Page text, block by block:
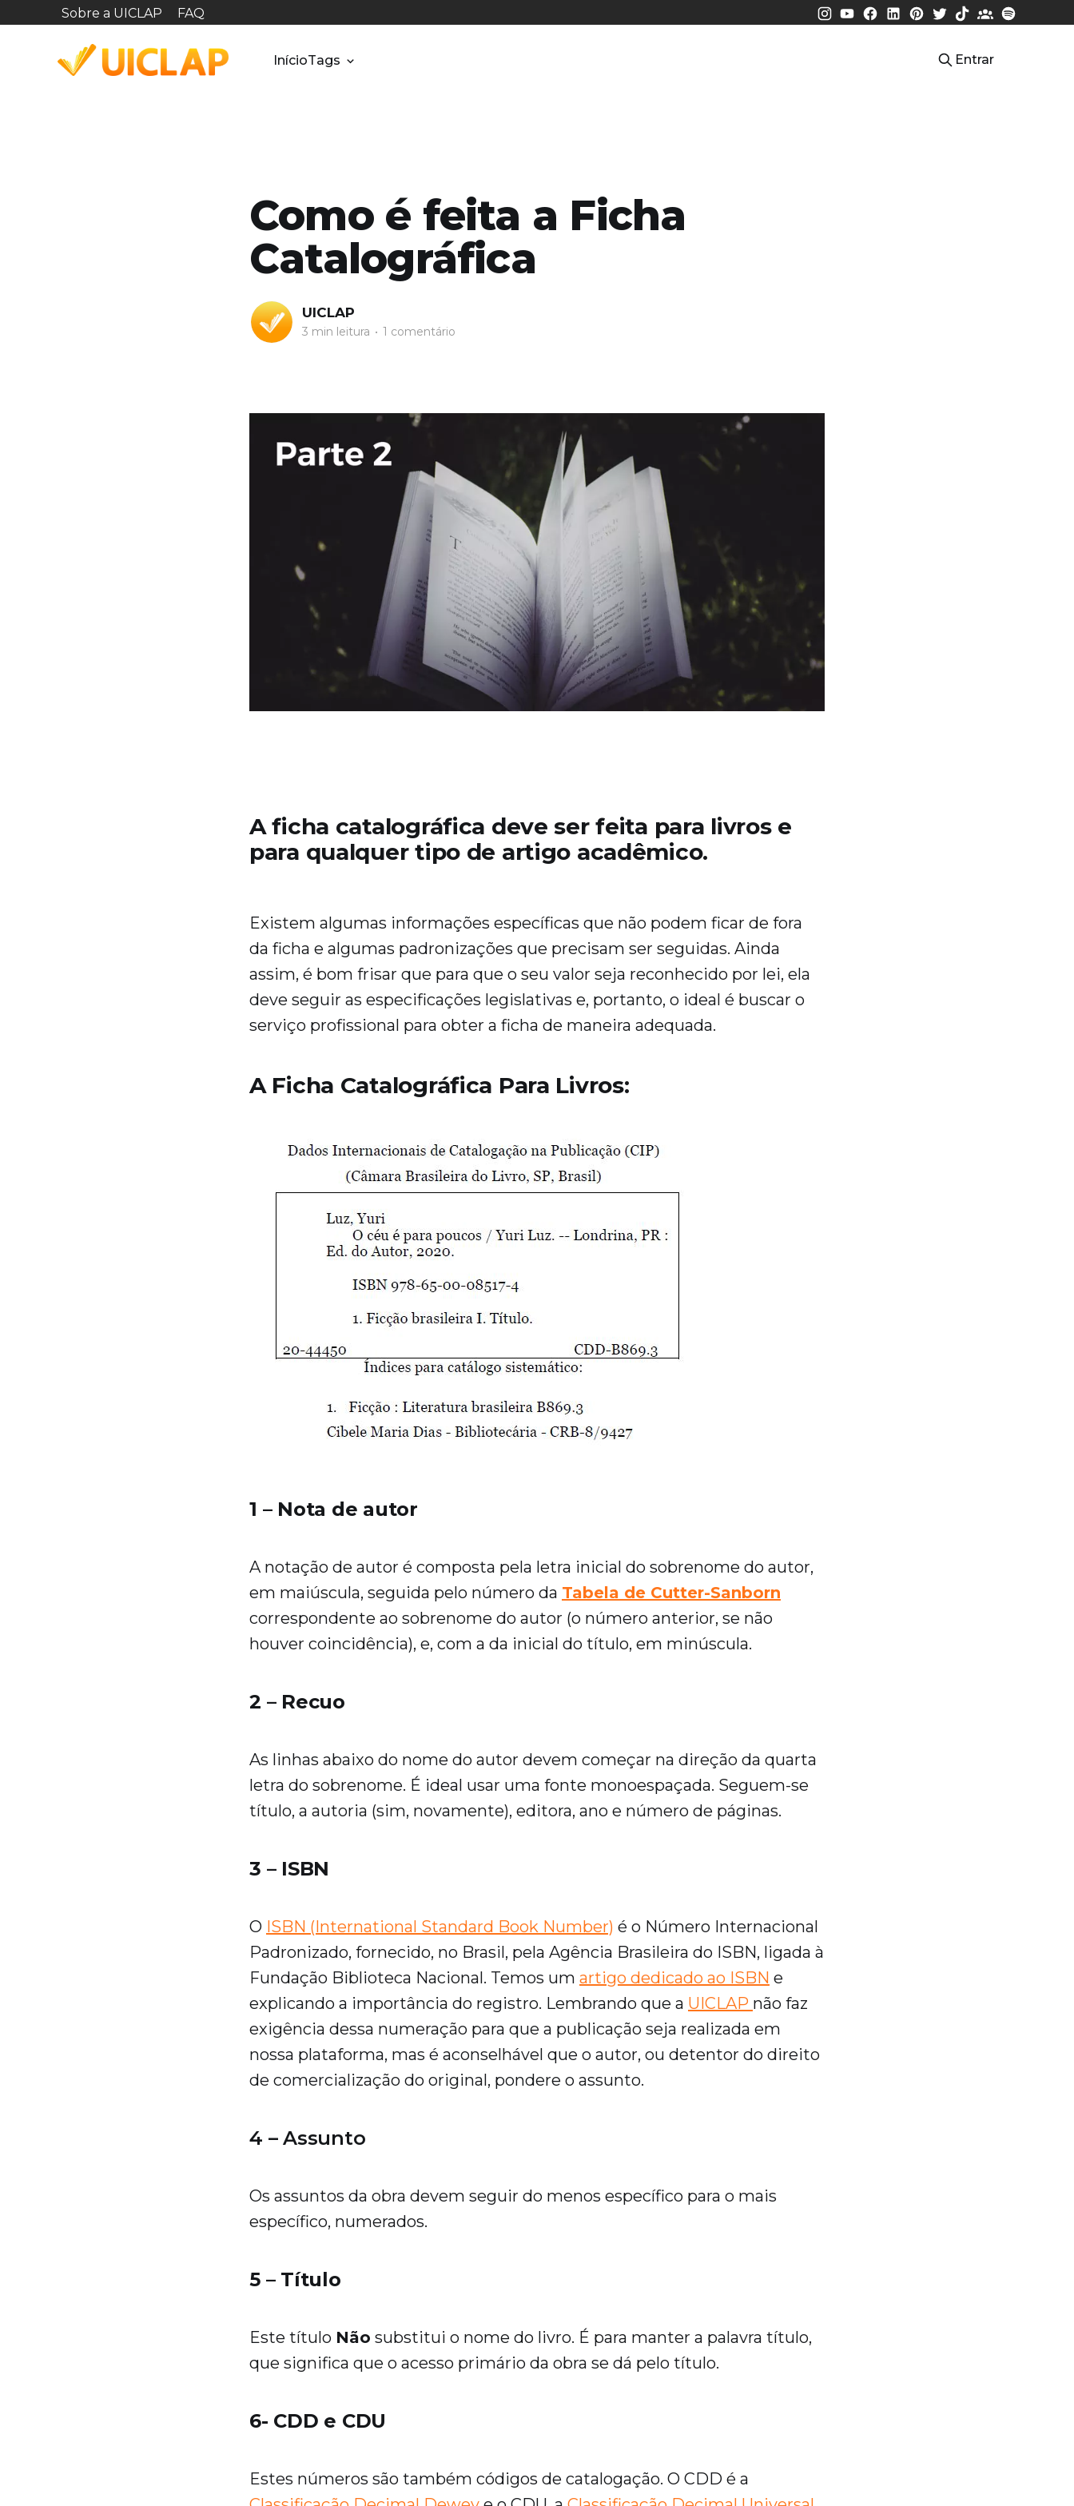
Sobre a UICLAP FAQ
InícioTags Entrar
Como é feita a Ficha
Catalográfica
UICLAP
3 min leitura • 1 comentário
A ficha catalográfica deve ser feita para livros e
para qualquer tipo de artigo acadêmico.
Existem algumas informações específicas que não podem ficar de fora
da ficha e algumas padronizações que precisam ser seguidas. Ainda
assim, é bom frisar que para que o seu valor seja reconhecido por lei, ela
deve seguir as especificações legislativas e, portanto, o ideal é buscar o
serviço profissional para obter a ficha de maneira adequada.
A Ficha Catalográfica Para Livros:
1 – Nota de autor
A notação de autor é composta pela letra inicial do sobrenome do autor,
em maiúscula, seguida pelo número da Tabela de Cutter-Sanborn
correspondente ao sobrenome do autor (o número anterior, se não
houver coincidência), e, com a da inicial do título, em minúscula.
2 – Recuo
As linhas abaixo do nome do autor devem começar na direção da quarta
letra do sobrenome. É ideal usar uma fonte monoespaçada. Seguem-se
título, a autoria (sim, novamente), editora, ano e número de páginas.
3 – ISBN
O ISBN (International Standard Book Number) é o Número Internacional
Padronizado, fornecido, no Brasil, pela Agência Brasileira do ISBN, ligada à
Fundação Biblioteca Nacional. Temos um artigo dedicado ao ISBN e
explicando a importância do registro. Lembrando que a UICLAP não faz
exigência dessa numeração para que a publicação seja realizada em
nossa plataforma, mas é aconselhável que o autor, ou detentor do direito
de comercialização do original, pondere o assunto.
4 – Assunto
Os assuntos da obra devem seguir do menos específico para o mais
específico, numerados.
5 – Título
Este título Não substitui o nome do livro. É para manter a palavra título,
que significa que o acesso primário da obra se dá pelo título.
6- CDD e CDU
Estes números são também códigos de catalogação. O CDD é a